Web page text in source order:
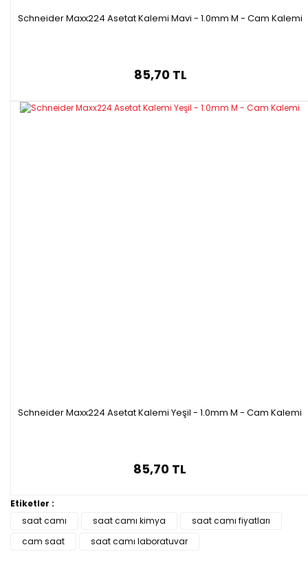
Schneider Maxx224 Asetat Kalemi Mavi - 1.0mm M - Cam Kalemi
85,70 TL
Schneider Maxx224 Asetat Kalemi Yeşil - 1.0mm M - Cam Kalemi
85,70 TL
Etiketler :
saat camı
saat camı kimya
saat camı fiyatları
cam saat
saat camı laboratuvar